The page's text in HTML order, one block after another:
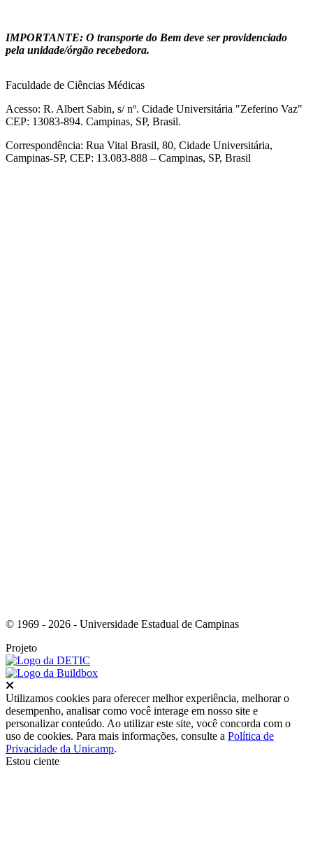
IMPORTANTE: O transporte do Bem deve ser providenciado
pela unidade/órgão recebedora.
Faculdade de Ciências Médicas
Acesso: R. Albert Sabin, s/ nº. Cidade Universitária "Zeferino Vaz"
CEP: 13083-894. Campinas, SP, Brasil.
Correspondência: Rua Vital Brasil, 80, Cidade Universitária,
Campinas-SP, CEP: 13.083-888 – Campinas, SP, Brasil
© 1969 - 2026 - Universidade Estadual de Campinas
Projeto
Utilizamos cookies para oferecer melhor experiência, melhorar o
desempenho, analisar como você interage em nosso site e
personalizar conteúdo. Ao utilizar este site, você concorda com o
uso de cookies. Para mais informações, consulte a Política de
Privacidade da Unicamp.
Estou ciente